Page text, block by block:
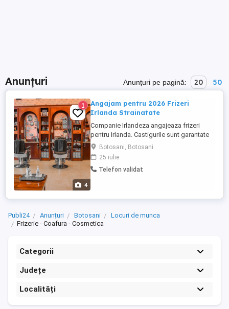
Anunțuri Anunțuri pe pagină: 20 50
4
1
Angajam pentru 2026 Frizeri
Irlanda Strainatate
Companie Irlandeza angajeaza frizeri
pentru Irlanda. Castigurile sunt garantate
de MINIM 3360 euro lunar dupa taxe
(incepand de la minim 140 de euro pe zi
dupa taxe). Candidatii ideali trebuie sa
aiba varsta minima 23 de ani si minim 2 ani
Botosani, Botosani
25 iulie
Telefon validat
Publi24 Anunțuri Botosani
Locuri de munca
Frizerie - Coafura - Cosmetica
Categorii
Județe
Localități